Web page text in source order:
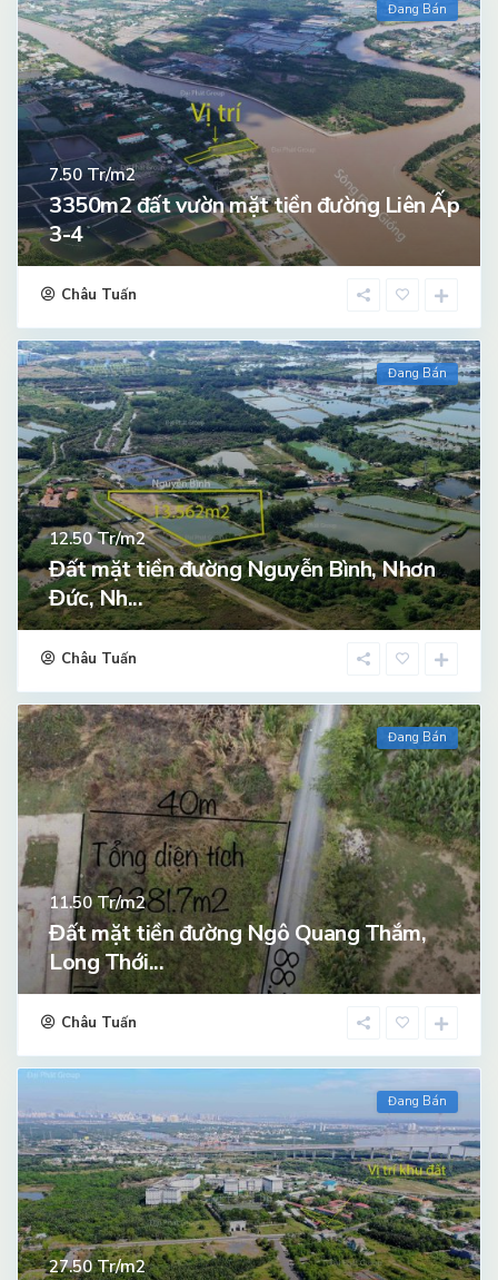
Đang Bán
7.50 Tr/m2
3350m2 đất vườn mặt tiền đường Liên Ấp
3-4
Châu Tuấn
Đang Bán
12.50Tr/m2
Đất mặt tiền đường Nguyễn Bình, Nhơn
Đức, Nh...
Châu Tuấn
Đang Bán
11.50Tr/m2
Đất mặt tiền đường Ngô Quang Thắm,
Long Thới...
Châu Tuấn
Đang Bán
27.50Tr/m2